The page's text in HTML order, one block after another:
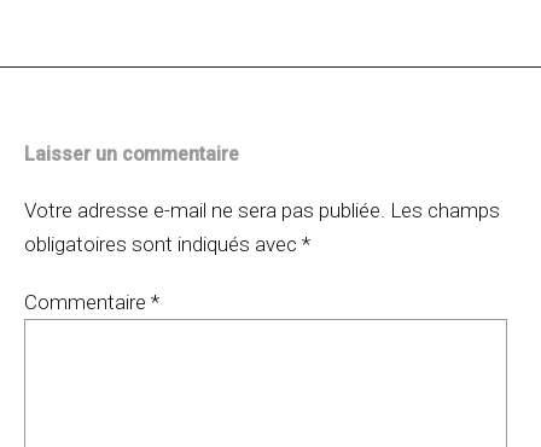
Laisser un commentaire
Votre adresse e-mail ne sera pas publiée. Les champs
obligatoires sont indiqués avec *
Commentaire *